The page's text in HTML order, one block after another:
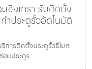
เชิงเทรา รับติดตั้ง
ำประตูรั้วอัตโนมัติ
ริการติดตั้งประตูรั้วรีโมท
อมประตูร